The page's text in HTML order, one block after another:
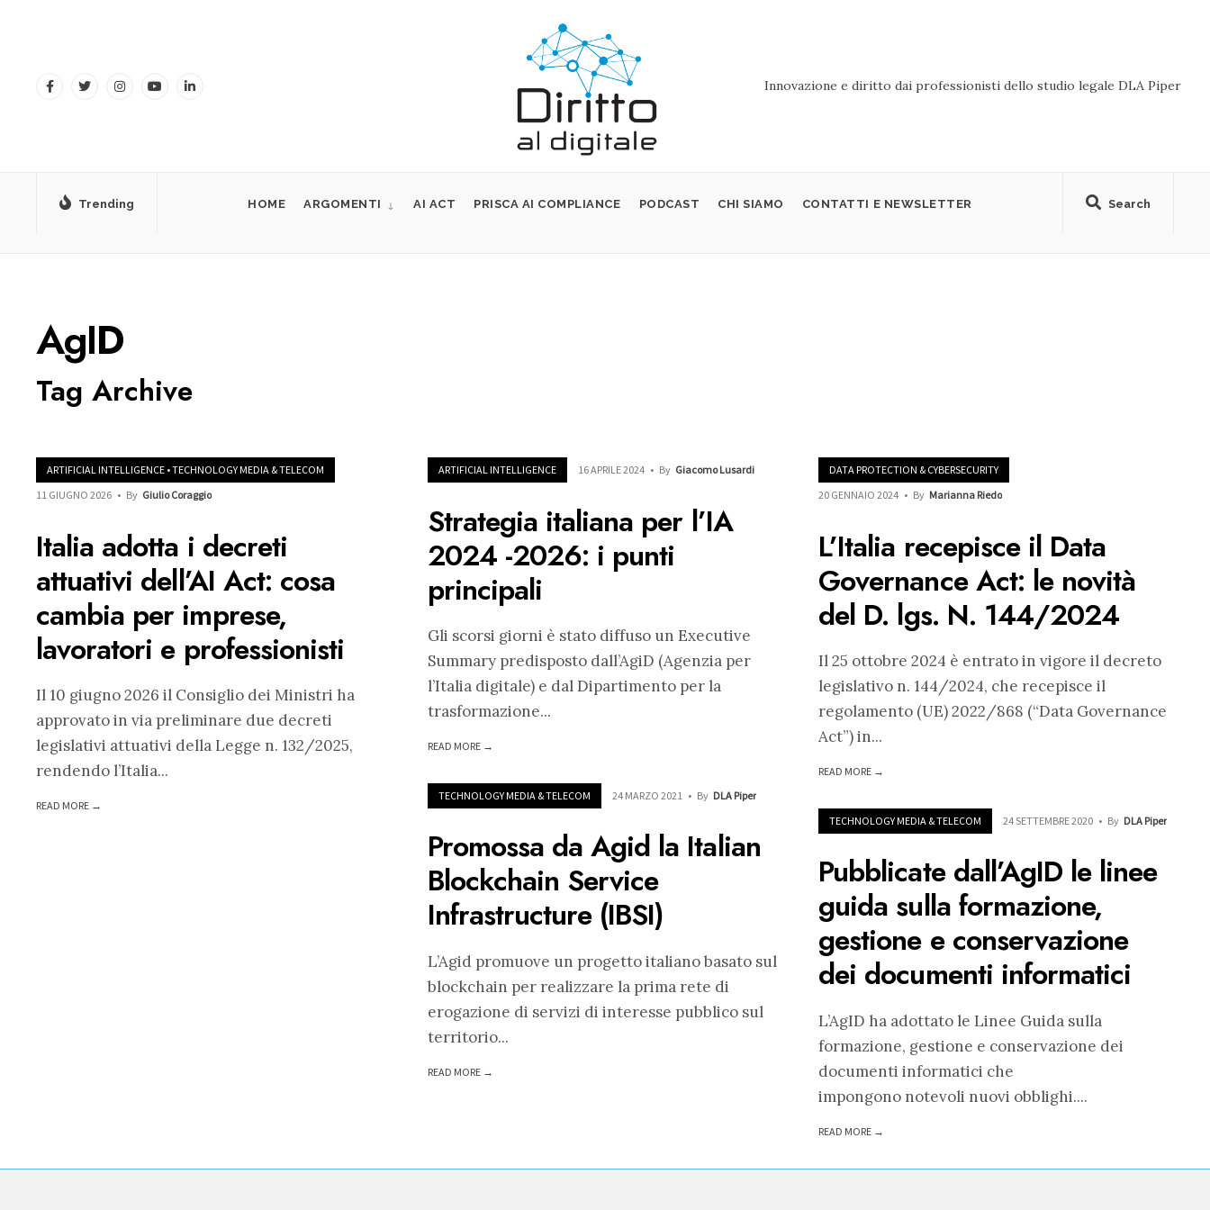
Innovazione e diritto dai professionisti dello studio legale DLA Piper
Trending Search
HOME ARGOMENTI AI ACT PRISCA AI COMPLIANCE PODCAST CHI SIAMO CONTATTI E NEWSLETTER
AgID
Tag Archive
ARTIFICIAL INTELLIGENCE •TECHNOLOGY MEDIA & TELECOM
11 GIUGNO 2026 • By Giulio Coraggio
Italia adotta i decreti
attuativi dell’AI Act: cosa
cambia per imprese,
lavoratori e professionisti
Il 10 giugno 2026 il Consiglio dei Ministri ha
approvato in via preliminare due decreti
legislativi attuativi della Legge n. 132/2025,
rendendo l’Italia...
READ MORE →
ARTIFICIAL INTELLIGENCE 16 APRILE 2024 • By Giacomo Lusardi
Strategia italiana per l’IA
2024 -2026: i punti
principali
Gli scorsi giorni è stato diffuso un Executive
Summary predisposto dall’AgiD (Agenzia per
l’Italia digitale) e dal Dipartimento per la
trasformazione...
READ MORE →
DATA PROTECTION & CYBERSECURITY
20 GENNAIO 2024 • By Marianna Riedo
L’Italia recepisce il Data
Governance Act: le novità
del D. lgs. N. 144/2024
Il 25 ottobre 2024 è entrato in vigore il decreto
legislativo n. 144/2024, che recepisce il
regolamento (UE) 2022/868 (“Data Governance
Act”) in...
READ MORE →
TECHNOLOGY MEDIA & TELECOM
24 MARZO 2021 • By DLA Piper
Promossa da Agid la Italian
Blockchain Service
Infrastructure (IBSI)
L’Agid promuove un progetto italiano basato sul
blockchain per realizzare la prima rete di
erogazione di servizi di interesse pubblico sul
territorio...
READ MORE →
TECHNOLOGY MEDIA & TELECOM 24 SETTEMBRE 2020 • By DLA Piper
Pubblicate dall’AgID le linee
guida sulla formazione,
gestione e conservazione
dei documenti informatici
L’AgID ha adottato le Linee Guida sulla
formazione, gestione e conservazione dei
documenti informatici che
impongono notevoli nuovi obblighi....
READ MORE →